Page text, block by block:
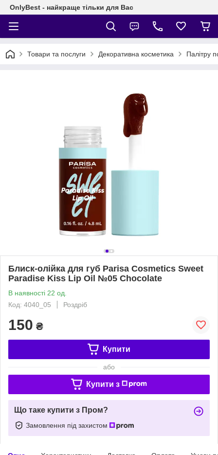
OnlyBest - найкраще тільки для Вас
Товари та послуги Декоративна косметика Палітру
Блиск-олійка для губ Parisa Cosmetics Sweet
Paradise Kiss Lip Oil №05 Chocolate
В наявності 22 од.
Код: 4040_05
Роздріб
150 ₴
Купити
або
Купити з
Що таке купити з Пром?
Замовлення під захистом